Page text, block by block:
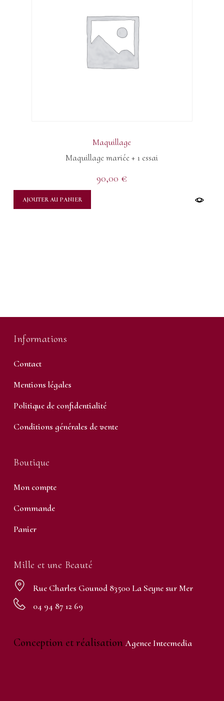
Maquillage
Maquillage mariée + 1 essai
90,00 €
AJOUTER AU PANIER
Informations
Contact
Mentions légales
Politique de confidentialité
Conditions générales de vente
Boutique
Mon compte
Commande
Panier
Mille et une Beauté
Rue Charles Gounod 83500 La Seyne sur Mer
04 94 87 12 69
Conception et réalisationAgence Intecmedia